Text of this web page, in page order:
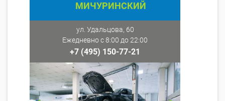
МИЧУРИНСКИЙ
ул. Удальцова, 60
Ежедневно с 8:00 до 22:00
+7 (495) 150-77-21